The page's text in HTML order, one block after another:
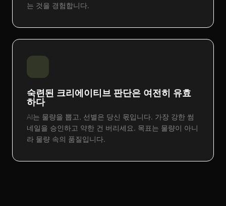
는 것을 경험합니다.
숙련된 크리에이티브 판단은 여전히 유효
하다
AI는 물량을 뽑고, 선별은 당신 몫입니다. 가장 강한 썸
네일을 승인하고 약한 건 버리세요. 목표는 물량이 아니
라 물량 속의 품질입니다.